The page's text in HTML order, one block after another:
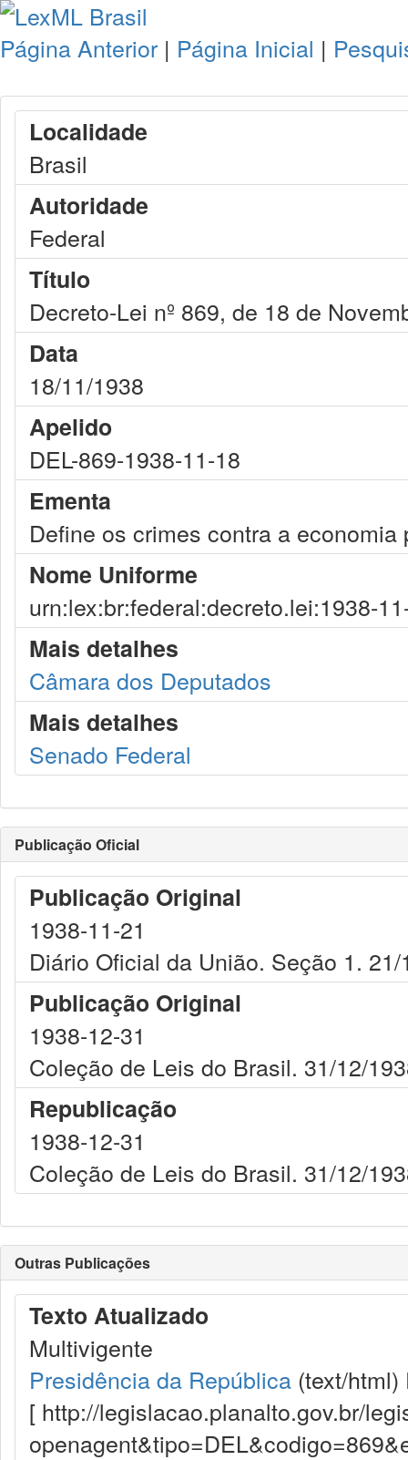
Página Anterior | Página Inicial |
Localidade
Brasil
Autoridade
Federal
Título
Decreto-Lei nº 869, de 18 de
Data
18/11/1938
Apelido
DEL-869-1938-11-18
Ementa
Define os crimes contra a
Nome Uniforme
urn:lex:br:federal:decreto.lei:1938-
Mais detalhes
Câmara dos Deputados
Mais detalhes
Senado Federal
Publicação Oficial
Publicação Original
1938-11-21
Diário Oficial da União. Seção 1.
Publicação Original
1938-12-31
Coleção de Leis do Brasil. 31/12/
Republicação
1938-12-31
Coleção de Leis do Brasil. 31/12/
Outras Publicações
Texto Atualizado
Multivigente
Presidência da República (text/html)
[ http://legislacao.planalto.gov.br/